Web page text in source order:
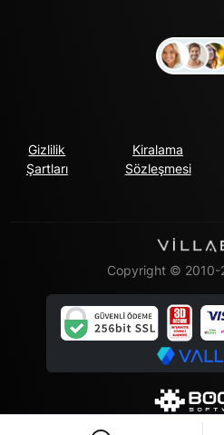
Gizlilik
Şartları
Kiralama
Sözleşmesi
Copyright © 2010-